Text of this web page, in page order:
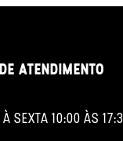
ATENDIMENTO
À SEXTA 10:00 ÀS